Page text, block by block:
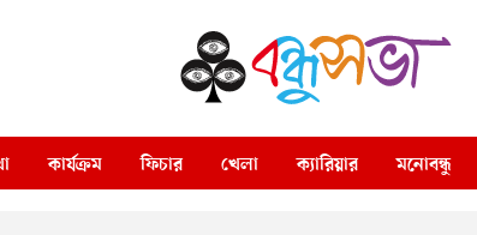
কার্যক্রম ফিচার খেলা ক্যারিয়ার মনোবন্ধু